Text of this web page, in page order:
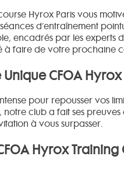
Hyrox Paris vous
d’entraînement
encadrés par les experts
à faire de votre prochaine
Unique CFOA
pour repousser vos
club a fait ses preuves
à vous surpasser.
Hyrox